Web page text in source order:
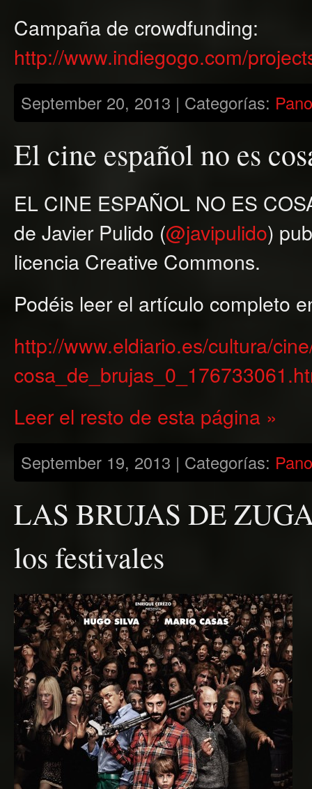
Campaña de crowdfunding:
http://www.indiegogo.com/
September 20, 2013 | Categorías:
El cine español no es
EL CINE ESPAÑOL NO ES
de Javier Pulido (@javipulido)
licencia Creative Commons.
Podéis leer el artículo completo
http://www.eldiario.es/cultura/
Leer el resto de esta página »
September 19, 2013 | Categorías:
LAS BRUJAS DE
los festivales